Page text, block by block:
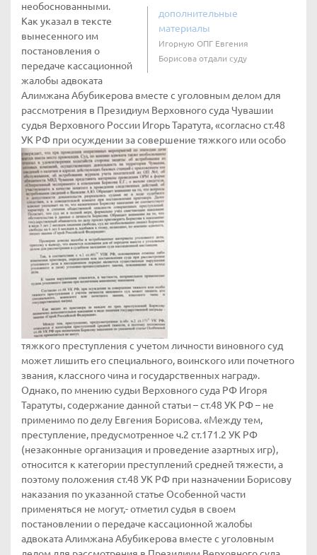
необоснованными.
дополнительные
материалы
Игорную ОПГ Евгения
Борисова отдали суду
Как указал в тексте
вынесенного им
постановления о
передаче кассационной
жалобы адвоката
Алимжана Абубикерова вместе с уголовным делом для
рассмотрения в Президиум Верховного суда Чувашии
судья Верховного России Игорь Таратута, «согласно ст.48
УК РФ при осуждении за совершение тяжкого или особо
тяжкого преступления с учетом личности виновного суд
может лишить его специального, воинского или почетного
звания, классного чина и государственных наград».
Однако, по мнению судьи Верховного суда РФ Игоря
Таратуты, содержание данной статьи – ст.48 УК РФ – не
применимо по делу Евгения Борисова. «Между тем,
преступление, предусмотренное ч.2 ст.171.2 УК РФ
(незаконные организация и проведение азартных игр),
относится к категории преступлений средней тяжести, а
поэтому положения ст.48 УК РФ при назначении Борисову
наказания по указанной статье Особенной части
применяться не могут,- отметил судья в своем
постановлении о передаче кассационной жалобы
адвоката Алимжана Абубикерова вместе с уголовным